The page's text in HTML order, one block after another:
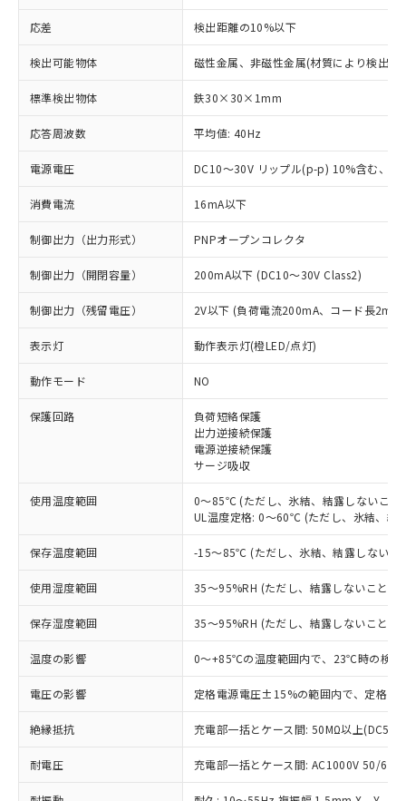
応差 検出距離の10%以下
検出可能物体 磁性金属、非磁性金属(材質により検出距
標準検出物体 鉄30×30×1mm
応答周波数 平均値: 40Hz
電源電圧 DC10～30V リップル(p-p) 10%含む、
消費電流 16mA以下
制御出力（出力形式） PNPオープンコレクタ
制御出力（開閉容量） 200mA以下 (DC10～30V Class2)
制御出力（残留電圧） 2V以下 (負荷電流200mA、コード長2m時
表示灯 動作表示灯(橙LED/点灯)
動作モード NO
保護回路
負荷短絡保護
出力逆接続保護
電源逆接続保護
サージ吸収
使用温度範囲
0～85℃ (ただし、氷結、結露しないこと)
UL温度定格: 0～60℃ (ただし、氷結、結
保存温度範囲 -15～85℃ (ただし、氷結、結露しないこ
使用湿度範囲 35～95%RH (ただし、結露しないこと)
保存湿度範囲 35～95%RH (ただし、結露しないこと)
温度の影響 0～+85℃の温度範囲内で、23℃時の検
電圧の影響 定格電源電圧±15%の範囲内で、定格電
絶縁抵抗 充電部一括とケース間: 50MΩ以上
耐電圧 充電部一括とケース間: AC1000V 50/
ご利用条件
以下の条件をお読みいただき、同意のうえ
ご利用ください。
本サービスは、当社制御機器事業取扱
商品の当社在庫状況および標準価格
(税抜)を提供させていただくもので
当社制御機器事業取扱商品の中には、
本サービスの対象外となる商品もある
ことをご了承ください。
在庫状況および標準価格照会結果は、
記載している更新日時点での社内デー
※1 対応状況
対応済み：EU RoHS指令（10物質）の
非含有に対応した製品が提供可能な商品で
対応予定：EU RoHS指令（10物質）の非含
有に対応した製品に切り替える予定のある
商品です。
対応予定なし：EU RoHS指令（10物質）の
非含有に非対応の商品で、対応品を出す予
調査・確認中：EU RoHS指令（10物質）の
非含有の対応状況を調査中または確認中の
商品です。
非該当品：ライセンス料など無形物で、有
害物質有無と関係のない商品です。
いたものが、含有品と判明した場合などや
むを得ず変更することがあります。
*EU RoHS指令（10物質）：
※1 中国RoHS○×表
「○」：最大均質材料含有率が中国RoHSの
基準値以下であることを示します。
「×」：最大均質材料含有率が中国RoHSの
基準値を超えていることを示します。
為替および外国貿易法に定める商品
（以下｢規制貨物等」という）を輸出